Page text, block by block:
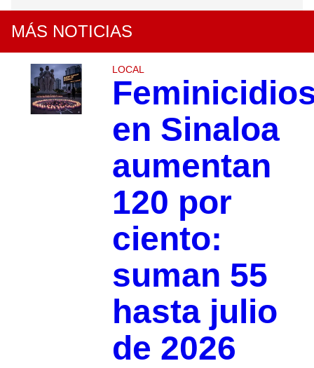
MÁS NOTICIAS
LOCAL
en Sinaloa
aumentan
120 por
ciento:
suman 55
hasta julio
de 2026